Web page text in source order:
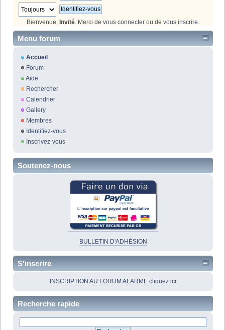
Bienvenue, Invité. Merci de vous connecter ou de vous inscrire.
Menu forum
Accueil
Forum
Aide
Rechercher
Calendrier
Gallery
Membres
Identifiez-vous
Inscrivez-vous
Soutenez-nous
BULLETIN D'ADHÉSION
S'inscrire
INSCRIPTION AU FORUM ALARME cliquez ici
Recherche rapide